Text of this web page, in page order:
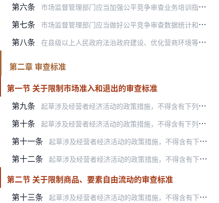
第六条 市场监督管理部门应当加强公平竞争审查业务培训指导和普法宣传，推动提高公平竞争审查能力和水平。
第七条 市场监督管理部门应当做好公平竞争审查数据统计和开发利用等相关工作，加强公平竞争审查信息化建设。
第八条 在县级以上人民政府法治政府建设、优化营商环境等考核评价过程中，市场监督管理部门应当配合做好涉及公平竞争审查工作情况的考核评价，推动公平竞争审查制度全面落实。
第二章 审查标准
第一节 关于限制市场准入和退出的审查标准
第九条
起草涉及经营者经济活动的政策措施，不得含有下列对市场准入负面清单以外的行业、领域、业务等违法设置市场准入审批程序的内容：
第十条 起草涉及经营者经济活动的政策措施，不得含有下列违法设置或者授予政府特许经营权的内容：
第十一条 起草涉及经营者经济活动的政策措施，不得含有下列限定经营、购买或者使用特定经营者提供的商品或者服务（以下统称商品）的内容：
第十二条 起草涉及经营者经济活动的政策措施，不得含有下列设置不合理或者歧视性的准入、退出条件的内容：
第二节 关于限制商品、要素自由流动的审查标准
第十三条
起草涉及经营者经济活动的政策措施，不得含有下列限制外地或者进口商品、要素进入本地市场，或者阻碍本地经营者迁出，商品、要素输出的内容：